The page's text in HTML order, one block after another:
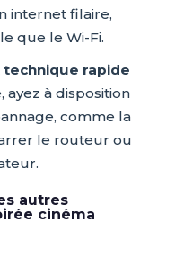
internet filaire,
que le Wi-Fi.
rapide
ayez à disposition
comme la
le routeur ou
autres
cinéma